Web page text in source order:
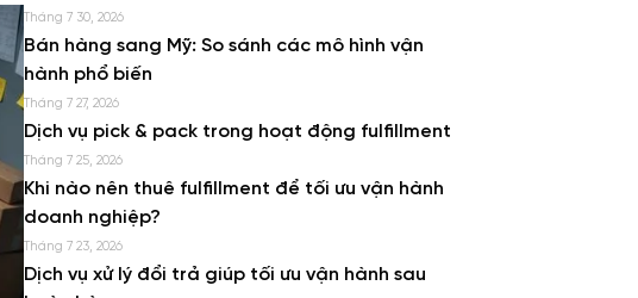
Tháng 7 30, 2026
Bán hàng sang Mỹ: So sánh các mô hình vận
hành phổ biến
Tháng 7 27, 2026
Dịch vụ pick & pack trong hoạt động fulfillment
Tháng 7 25, 2026
Khi nào nên thuê fulfillment để tối ưu vận hành
doanh nghiệp?
Tháng 7 23, 2026
Dịch vụ xử lý đổi trả giúp tối ưu vận hành sau